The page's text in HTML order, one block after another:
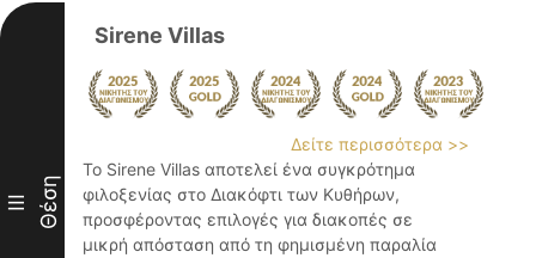
III Θέση
Sirene Villas
Δείτε περισσότερα >>
Το Sirene Villas αποτελεί ένα συγκρότημα
φιλοξενίας στο Διακόφτι των Κυθήρων,
προσφέροντας επιλογές για διακοπές σε
μικρή απόσταση από τη φημισμένη παραλία